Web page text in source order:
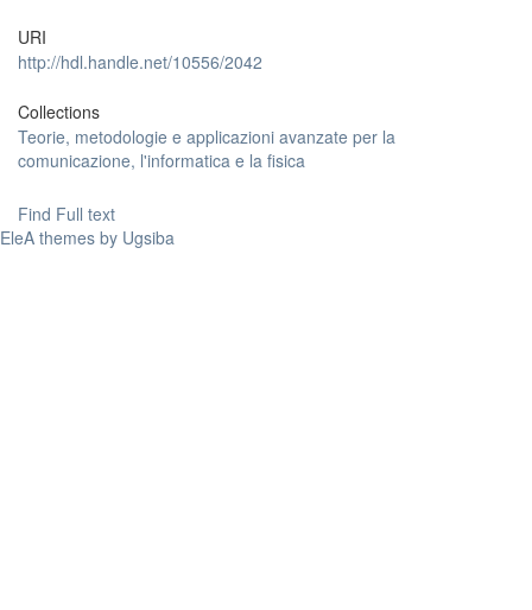
URI
http://hdl.handle.net/10556/2042
Collections
Teorie, metodologie e applicazioni avanzate per la
comunicazione, l'informatica e la fisica
Find Full text
EleA themes by Ugsiba